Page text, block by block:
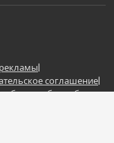
|
соглашение|
об ошибке